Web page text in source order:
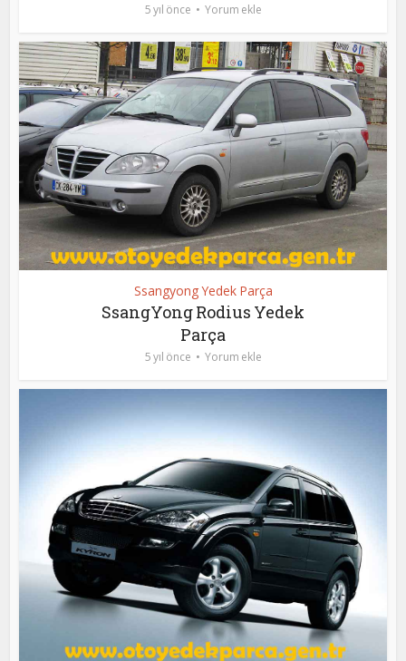
5 yıl önce Yorum ekle
Ssangyong Yedek Parça
SsangYong Rodius Yedek
Parça
5 yıl önce Yorum ekle